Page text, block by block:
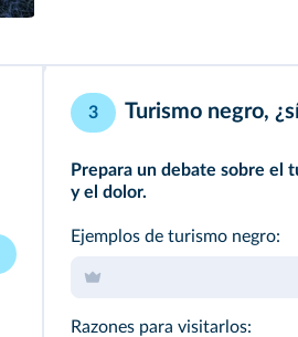
3 Turismo negro,
Prepara un debate sobre el
y el dolor.
Ejemplos de turismo negro:
Razones para visitarlos: